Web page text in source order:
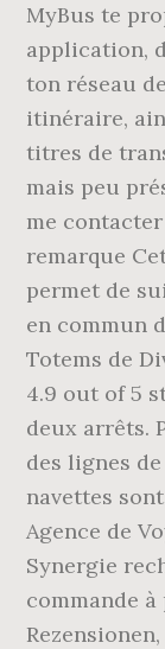
MyBus te
application,
ton réseau
itinéraire,
titres de
mais peu
me
remarque
permet de
en commun
Totems de
4.9 out of 5
deux arrêts.
des lignes
navettes
Agence de
Synergie
commande